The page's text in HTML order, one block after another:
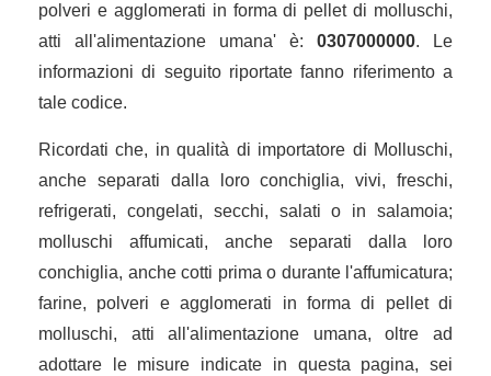
polveri e agglomerati in forma di pellet di molluschi,
atti all'alimentazione umana' è: 0307000000. Le
informazioni di seguito riportate fanno riferimento a
tale codice.
Ricordati che, in qualità di importatore di Molluschi,
anche separati dalla loro conchiglia, vivi, freschi,
refrigerati, congelati, secchi, salati o in salamoia;
molluschi affumicati, anche separati dalla loro
conchiglia, anche cotti prima o durante l'affumicatura;
farine, polveri e agglomerati in forma di pellet di
molluschi, atti all'alimentazione umana, oltre ad
adottare le misure indicate in questa pagina, sei